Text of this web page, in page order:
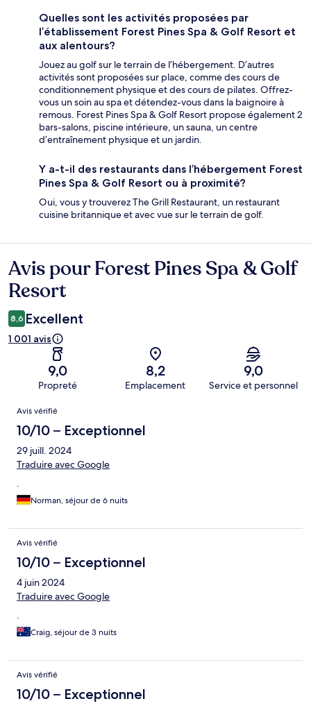
Quelles sont les activités proposées par
l’établissement Forest Pines Spa & Golf Resort et
aux alentours?
Jouez au golf sur le terrain de l’hébergement. D’autres
activités sont proposées sur place, comme des cours de
conditionnement physique et des cours de pilates. Offrez-
vous un soin au spa et détendez-vous dans la baignoire à
remous. Forest Pines Spa & Golf Resort propose également 2
bars-salons, piscine intérieure, un sauna, un centre
d’entraînement physique et un jardin.
Y a-t-il des restaurants dans l’hébergement Forest
Pines Spa & Golf Resort ou à proximité?
Oui, vous y trouverez The Grill Restaurant, un restaurant
cuisine britannique et avec vue sur le terrain de golf.
Avis
Avis pour Forest Pines Spa & Golf
Resort
8,6 Excellent
1 001 avis
9,0
Propreté
8,2
Emplacement
9,0
Service et personnel
Avis
Avis vérifié
10/10 – Exceptionnel
29 juill. 2024
Traduire avec Google
.
Norman, séjour de 6 nuits
Avis vérifié
10/10 – Exceptionnel
4 juin 2024
Traduire avec Google
.
Craig, séjour de 3 nuits
Avis vérifié
10/10 – Exceptionnel